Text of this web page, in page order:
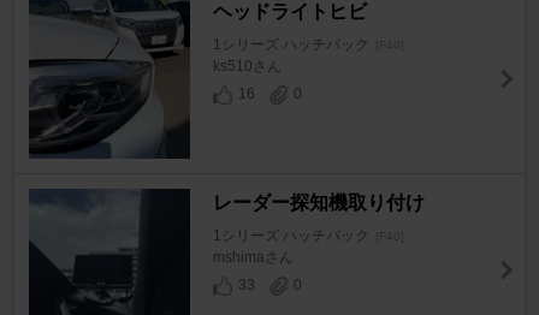
ヘッドライトヒビ
1シリーズ ハッチバック [F40]
ks510さん
16
0
レーダー探知機取り付け
1シリーズ ハッチバック [F40]
mshimaさん
33
0